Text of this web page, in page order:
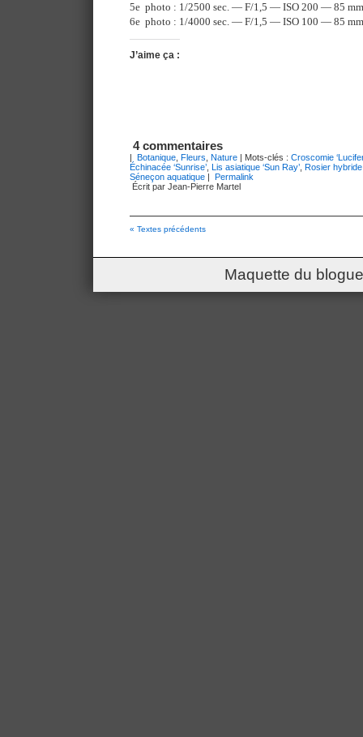
5e photo : 1/2500 sec. — F/1,5 — ISO 200 — 85 mm
6e photo : 1/4000 sec. — F/1,5 — ISO 100 — 85 mm
J’aime ça :
4 commentaires
| Botanique Fleurs Nature | Mots-clés : Croscomie
Échinacée ‘Sunrise’ Lis asiatique ‘Sun Ray’ Rosier hybride
Séneçon aquatique | Permalink
Écrit par Jean-Pierre Martel
« Textes précédents
Maquette du